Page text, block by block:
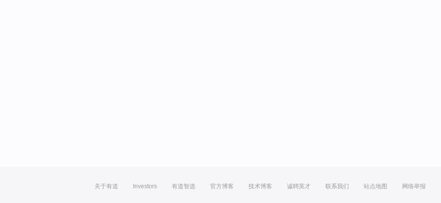
关于有道 Investors 有道智选 官方博客 技术博客 诚聘英才 联系我们 站点地图 网络举报